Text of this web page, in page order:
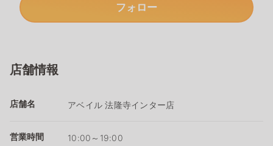
フォロー
店舗情報
店舗名 アベイル 法隆寺インター店
営業時間 10:00～19:00